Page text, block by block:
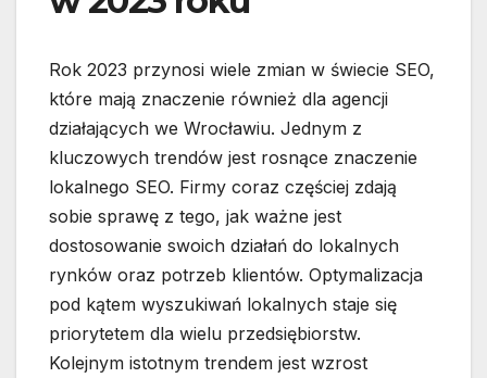
Rok 2023 przynosi wiele zmian w świecie SEO,
które mają znaczenie również dla agencji
działających we Wrocławiu. Jednym z
kluczowych trendów jest rosnące znaczenie
lokalnego SEO. Firmy coraz częściej zdają
sobie sprawę z tego, jak ważne jest
dostosowanie swoich działań do lokalnych
rynków oraz potrzeb klientów. Optymalizacja
pod kątem wyszukiwań lokalnych staje się
priorytetem dla wielu przedsiębiorstw.
Kolejnym istotnym trendem jest wzrost